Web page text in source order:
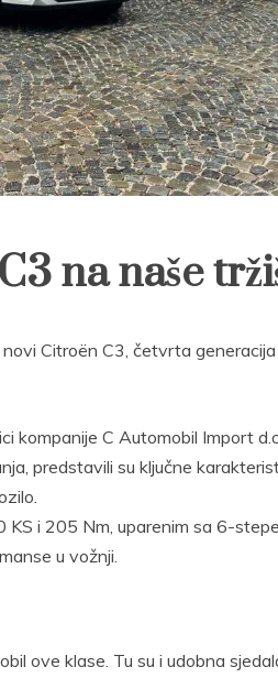
na naše
Citroën C3, četvrta
kompanije C Automobil Import
predstavili su ključne
i 205 Nm, uparenim sa 6-
u vožnji.
ove klase. Tu su i udobna